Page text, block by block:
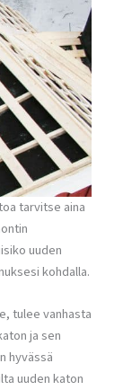
tarvitse aina
uuden
kohdalla.
tulee vanhasta
ja sen
hyvässä
uuden katon